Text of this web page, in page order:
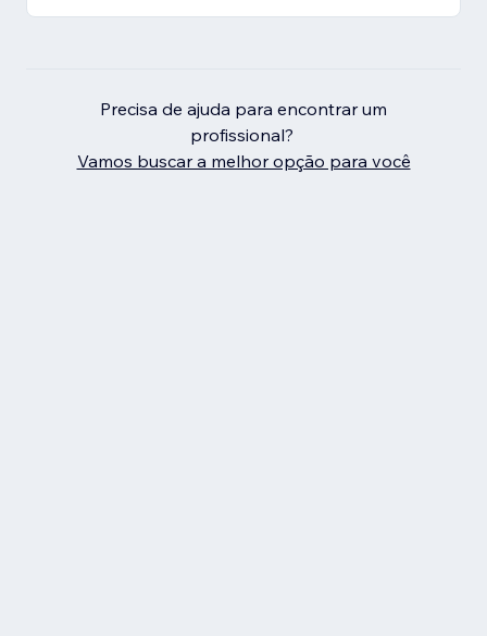
Precisa de ajuda para encontrar um
profissional?
Vamos buscar a melhor opção para você